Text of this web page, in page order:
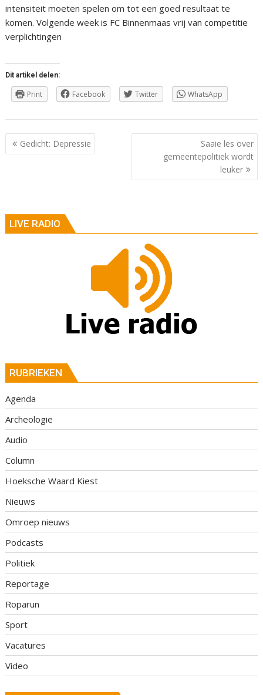
intensiteit moeten spelen om tot een goed resultaat te
komen. Volgende week is FC Binnenmaas vrij van competitie
verplichtingen
Dit artikel delen:
Print Facebook Twitter WhatsApp
Berichtnavigatie
Gedicht: Depressie
Saaie les over
gemeentepolitiek wordt
leuker
LIVE RADIO
RUBRIEKEN
Agenda
Archeologie
Audio
Column
Hoeksche Waard Kiest
Nieuws
Omroep nieuws
Podcasts
Politiek
Reportage
Roparun
Sport
Vacatures
Video